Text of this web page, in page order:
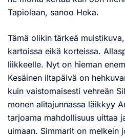
Tapiolaan, sanoo Heka.
Tämä olikin tärkeä
kartoissa eikä korteissa.
liikkeelle. Nyt on hieman
Kesäinen iltapäivä on
kuin vaistomaisesti vehreän
monen alitajunnassa läikkyy
tarjoama mahdollisuus uittaa
uimaan. Simmarit on melkein